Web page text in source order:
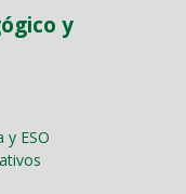
y
ESO